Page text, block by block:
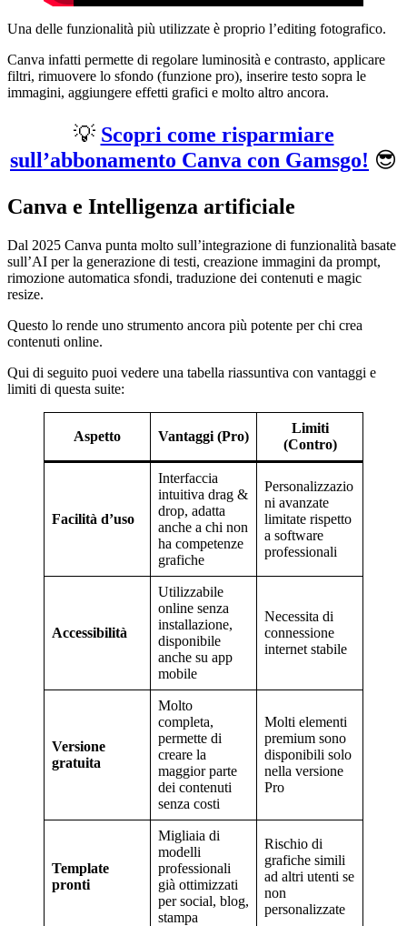
Una delle funzionalità più utilizzate è proprio l’editing fotografico.
Canva infatti permette di regolare luminosità e contrasto, applicare
filtri, rimuovere lo sfondo (funzione pro), inserire testo sopra le
immagini, aggiungere effetti grafici e molto altro ancora.
💡 Scopri come risparmiare
sull’abbonamento Canva con Gamsgo! 😎
Canva e Intelligenza artificiale
Dal 2025 Canva punta molto sull’integrazione di funzionalità basate
sull’AI per la generazione di testi, creazione immagini da prompt,
rimozione automatica sfondi, traduzione dei contenuti e magic
resize.
Questo lo rende uno strumento ancora più potente per chi crea
contenuti online.
Qui di seguito puoi vedere una tabella riassuntiva con vantaggi e
limiti di questa suite:
Aspetto Vantaggi (Pro)
Limiti
(Contro)
Facilità d’uso
Interfaccia
intuitiva drag &
drop, adatta
anche a chi non
ha competenze
grafiche
Personalizzazio
ni avanzate
limitate rispetto
a software
professionali
Accessibilità
Utilizzabile
online senza
installazione,
disponibile
anche su app
mobile
Necessita di
connessione
internet stabile
Versione
gratuita
Molto
completa,
permette di
creare la
maggior parte
dei contenuti
senza costi
Molti elementi
premium sono
disponibili solo
nella versione
Pro
Template
pronti
Migliaia di
modelli
professionali
già ottimizzati
per social, blog,
stampa
Rischio di
grafiche simili
ad altri utenti se
non
personalizzate